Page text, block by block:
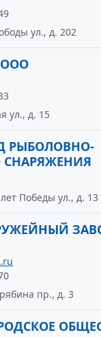
ул., д. 202
ул., д. 15
РЫБОЛОВНО-
СНАРЯЖЕНИЯ
Победы ул., д. 13
пр., д. 3